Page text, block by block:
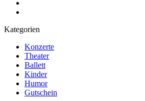
Kategorien
Konzerte
Theater
Ballett
Kinder
Humor
Gutschein